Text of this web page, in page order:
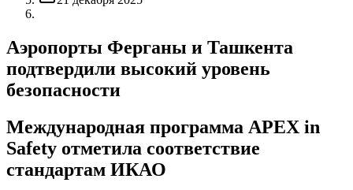
Аэропорты Ферганы и Ташкента
подтвердили высокий уровень
безопасности
Международная программа APEX in
Safety отметила соответствие
стандартам ИКАО